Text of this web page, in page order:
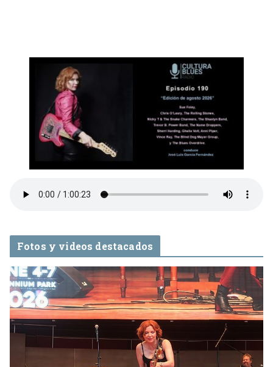
Fotos y videos destacados